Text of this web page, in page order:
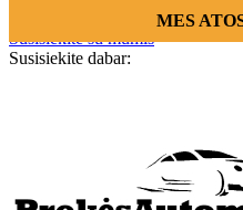
MES
Susisiekite su mumis
Susisiekite dabar: